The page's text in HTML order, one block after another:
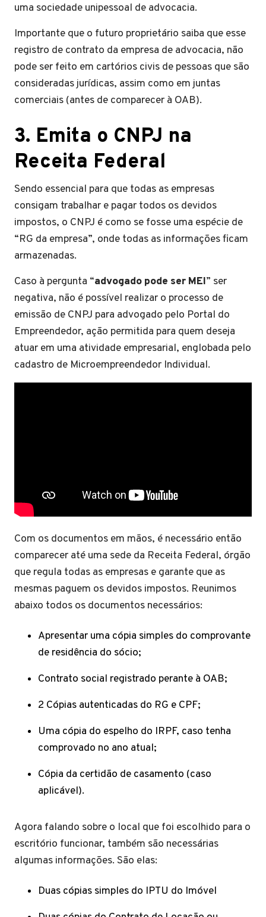
uma sociedade unipessoal de advocacia.
Importante que o futuro proprietário saiba que esse
registro de contrato da empresa de advocacia, não
pode ser feito em cartórios civis de pessoas que são
consideradas jurídicas, assim como em juntas
comerciais (antes de comparecer à OAB).
3. Emita o CNPJ na
Receita Federal
Sendo essencial para que todas as empresas
consigam trabalhar e pagar todos os devidos
impostos, o CNPJ é como se fosse uma espécie de
“RG da empresa”, onde todas as informações ficam
armazenadas.
Caso à pergunta “advogado pode ser MEI” ser
negativa, não é possível realizar o processo de
emissão de CNPJ para advogado pelo Portal do
Empreendedor, ação permitida para quem deseja
atuar em uma atividade empresarial, englobada pelo
cadastro de Microempreendedor Individual.
Com os documentos em mãos, é necessário então
comparecer até uma sede da Receita Federal, órgão
que regula todas as empresas e garante que as
mesmas paguem os devidos impostos. Reunimos
abaixo todos os documentos necessários:
Apresentar uma cópia simples do comprovante
de residência do sócio;
Contrato social registrado perante à OAB;
2 Cópias autenticadas do RG e CPF;
Uma cópia do espelho do IRPF, caso tenha
comprovado no ano atual;
Cópia da certidão de casamento (caso
aplicável).
Agora falando sobre o local que foi escolhido para o
escritório funcionar, também são necessárias
algumas informações. São elas:
Duas cópias simples do IPTU do Imóvel